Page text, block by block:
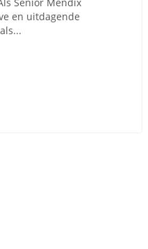
Senior Mendix
en uitdagende